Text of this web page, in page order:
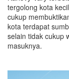
tergolong kota
cukup
kota terdapat
selain tidak cukup
masuknya.